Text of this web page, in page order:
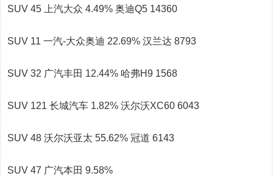
SUV 45 上汽大众 4.49% 奥迪Q5 14360
SUV 11 一汽-大众奥迪 22.69% 汉兰达 8793
SUV 32 广汽丰田 12.44% 哈弗H9 1568
SUV 121 长城汽车 1.82% 沃尔沃XC60 6043
SUV 48 沃尔沃亚太 55.62% 冠道 6143
SUV 47 广汽本田 9.58%